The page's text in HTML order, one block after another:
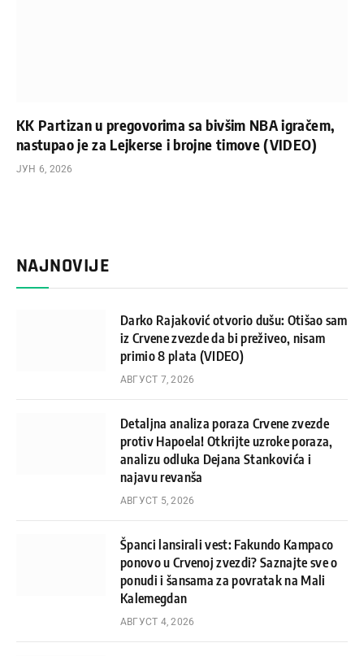
KK Partizan u pregovorima sa bivšim NBA igračem,
nastupao je za Lejkerse i brojne timove (VIDEO)
ЈУН 6, 2026
NAJNOVIJE
Darko Rajaković otvorio dušu: Otišao sam
iz Crvene zvezde da bi preživeo, nisam
primio 8 plata (VIDEO)
АВГУСТ 7, 2026
Detaljna analiza poraza Crvene zvezde
protiv Hapoela! Otkrijte uzroke poraza,
analizu odluka Dejana Stankovića i
najavu revanša
АВГУСТ 5, 2026
Španci lansirali vest: Fakundo Kampaco
ponovo u Crvenoj zvezdi? Saznajte sve o
ponudi i šansama za povratak na Mali
Kalemegdan
АВГУСТ 4, 2026